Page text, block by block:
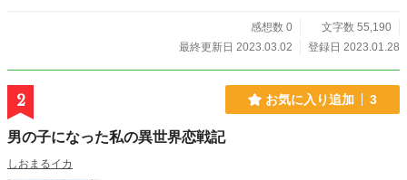
感想数 0
文字数 55,190
最終更新日 2023.03.02
登録日 2023.01.28
2 お気に入り追加 3
男の子になった私の異世界恋戦記
しおまるイカ